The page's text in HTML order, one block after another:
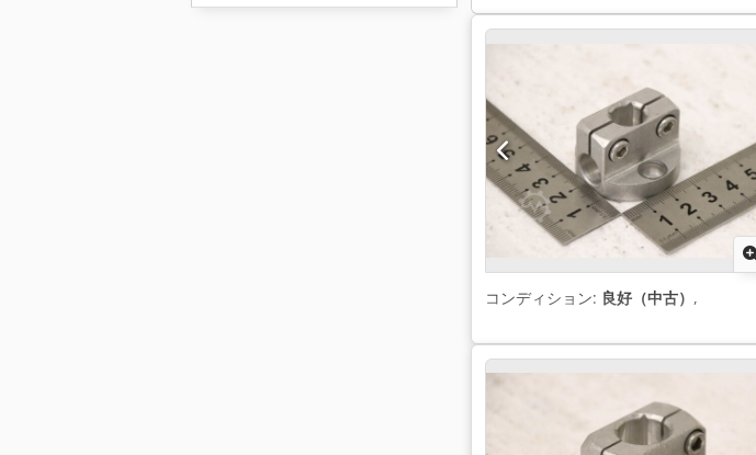
コンディション: 良好（中古） ,